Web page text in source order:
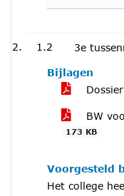
1.2 3e
Bijlagen
BW
173 KB
Voorgesteld
Het college